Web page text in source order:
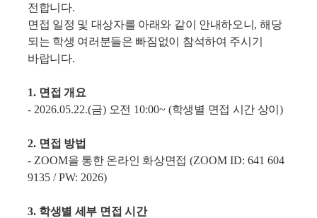
전합니다.
면접 일정 및 대상자를 아래와 같이 안내하오니 ,해당
되는 학생 여러분들은 빠짐없이 참석하여 주시기
바랍니다.
1. 면접 개요
- 2026.05.22.(금) 오전 10:00~ (학생별 면접 시간 상이)
2. 면접 방법
- ZOOM을 통한 온라인 화상면접 (ZOOM ID: 641 604
9135 / PW: 2026)
3. 학생별 세부 면접 시간